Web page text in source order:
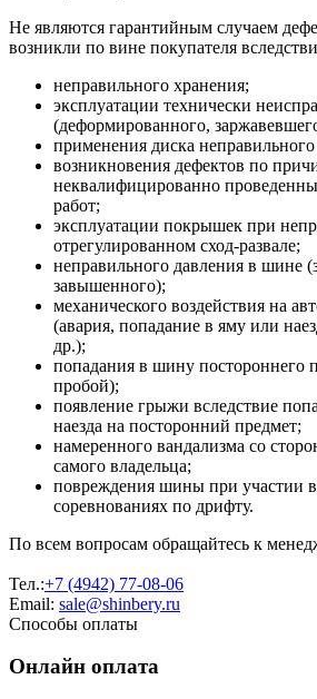
Не являются гарантийным случаем
возникли по вине покупателя
неправильного хранения;
эксплуатации технически
(деформированного,
применения диска неправильного
возникновения дефектов по
неквалифицированно
работ;
эксплуатации покрышек при
отрегулированном сход-развале;
неправильного давления в шине
завышенного);
механического воздействия на
(авария, попадание в яму или
др.);
попадания в шину постороннего
пробой);
появление грыжи вследствие
наезда на посторонний предмет;
намеренного вандализма со
самого владельца;
повреждения шины при участии в
соревнованиях по дрифту.
По всем вопросам обращайтесь к
Тел.:+7 (4942) 77-08-06
Email: sale@shinbery.ru
Способы оплаты
Онлайн оплата